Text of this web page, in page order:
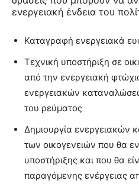
ενεργειακή ένδεια του
Καταγραφή ενεργειακά
Τεχνική υποστήριξη σε
από την ενεργειακή
ενεργειακών
του ρεύματος
Δημιουργία ενεργειακών
των οικογενειών που θα
υποστήριξης και που θα
παραγόμενης ενέργειας